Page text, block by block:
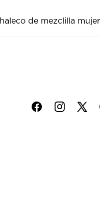
de mezclilla mujer
f i